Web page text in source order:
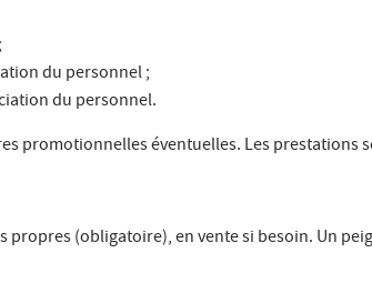
du personnel ;
du personnel.
promotionnelles éventuelles. Les prestations
propres (obligatoire), en vente si besoin. Un